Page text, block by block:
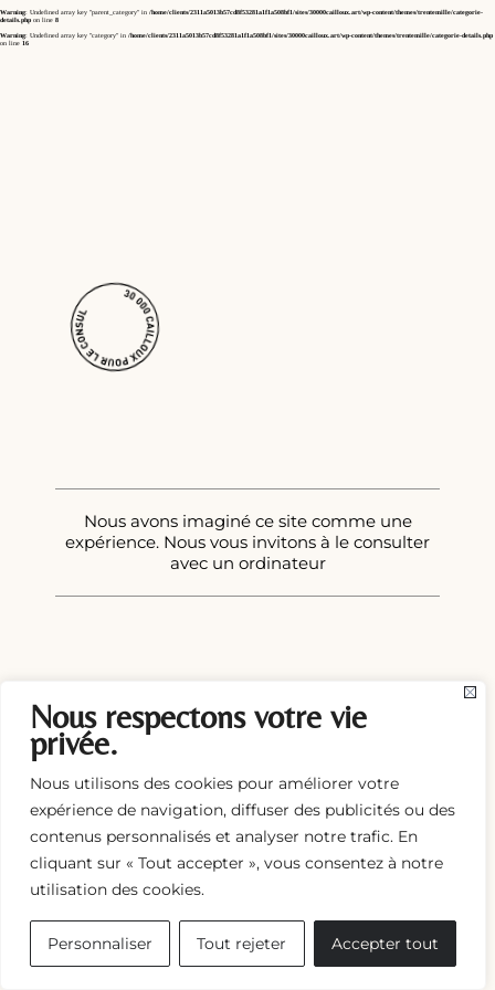
Nous respectons votre vie
privée.
Nous utilisons des cookies pour améliorer votre
expérience de navigation, diffuser des publicités ou des
contenus personnalisés et analyser notre trafic. En
cliquant sur « Tout accepter », vous consentez à notre
utilisation des cookies.
Personnaliser Tout rejeter Accepter tout
Warning: Undefined array key "parent_category" in /home/clients/2311a5013b57cd8f53281a1f1a508bf1/sites/30000cailloux.art/wp-content/themes/trentemille/categorie-
details.php on line 8
Warning: Undefined array key "category" in /home/clients/2311a5013b57cd8f53281a1f1a508bf1/sites/30000cailloux.art/wp-content/themes/trentemille/categorie-details.php
on line 16
Nous avons imaginé ce site comme une
expérience. Nous vous invitons à le consulter
avec un ordinateur